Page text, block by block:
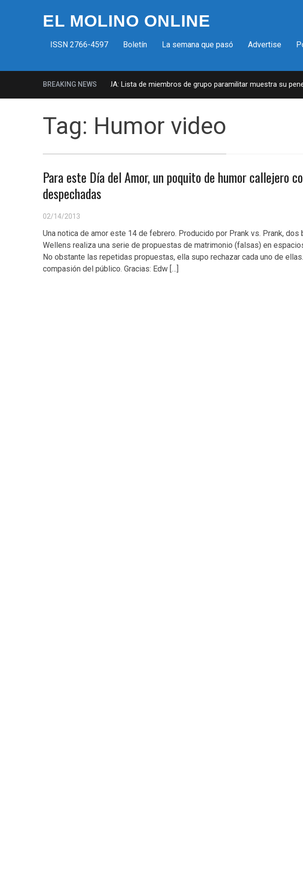
EL MOLINO ONLINE
ISSN 2766-4597 Boletín La semana que pasó Advertise
BREAKING NEWS
Milicias fascistas en EUA: Lista de miembros de grupo paramilitar muestra su
Tag: Humor video
Para este Día del Amor, un poquito de humor callejero
despechadas
02/14/2013
Una notica de amor este 14 de febrero. Producido por Prank vs. Prank,
Wellens realiza una serie de propuestas de matrimonio (falsas) en
No obstante las repetidas propuestas, ella supo rechazar cada uno de
compasión del público. Gracias: Edw […]